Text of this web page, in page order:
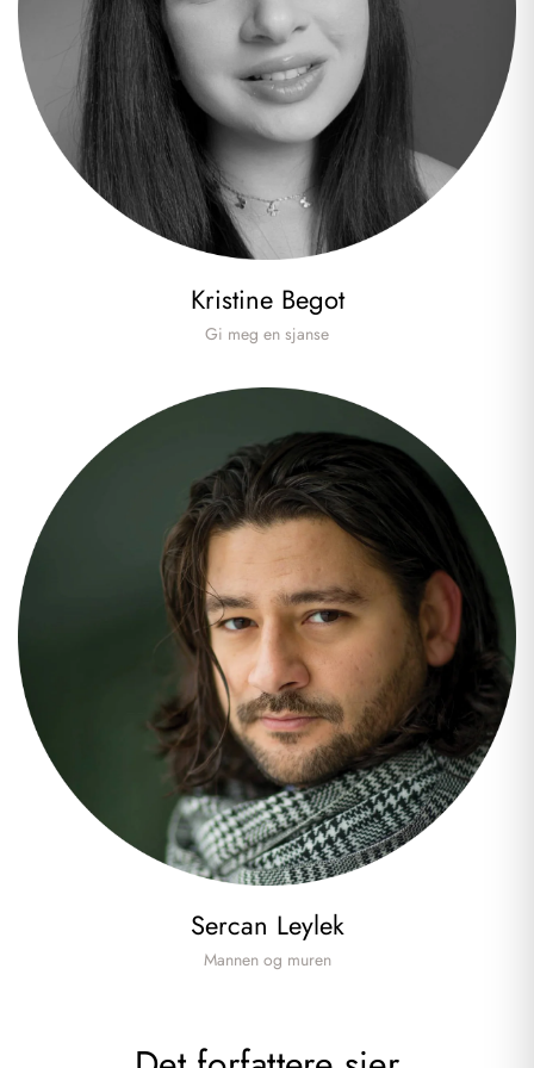
Kristine Begot
Gi meg en sjanse
Sercan Leylek
Mannen og muren